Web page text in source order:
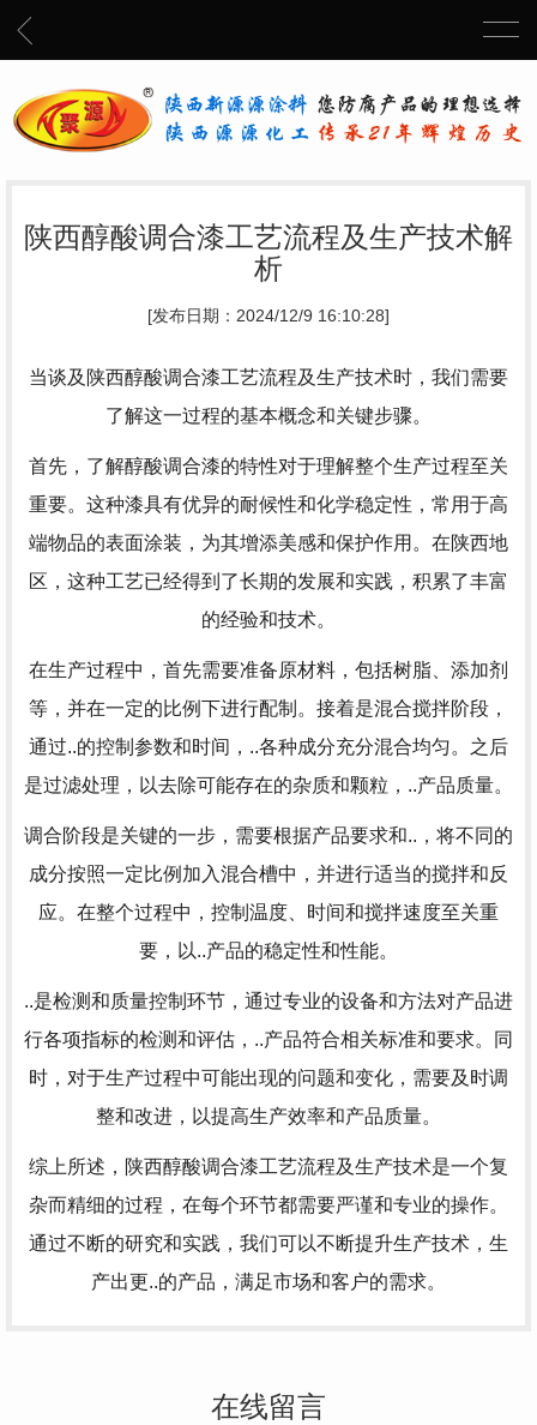
陕西醇酸调合漆工艺流程及生产技术解
析
[发布日期：2024/12/9 16:10:28]
当谈及陕西醇酸调合漆工艺流程及生产技术时，我们需要
了解这一过程的基本概念和关键步骤。
首先，了解醇酸调合漆的特性对于理解整个生产过程至关
重要。这种漆具有优异的耐候性和化学稳定性，常用于高
端物品的表面涂装，为其增添美感和保护作用。在陕西地
区，这种工艺已经得到了长期的发展和实践，积累了丰富
的经验和技术。
在生产过程中，首先需要准备原材料，包括树脂、添加剂
等，并在一定的比例下进行配制。接着是混合搅拌阶段，
通过..的控制参数和时间，..各种成分充分混合均匀。之后
是过滤处理，以去除可能存在的杂质和颗粒，..产品质量。
调合阶段是关键的一步，需要根据产品要求和..，将不同的
成分按照一定比例加入混合槽中，并进行适当的搅拌和反
应。在整个过程中，控制温度、时间和搅拌速度至关重
要，以..产品的稳定性和性能。
..是检测和质量控制环节，通过专业的设备和方法对产品进
行各项指标的检测和评估，..产品符合相关标准和要求。同
时，对于生产过程中可能出现的问题和变化，需要及时调
整和改进，以提高生产效率和产品质量。
综上所述，陕西醇酸调合漆工艺流程及生产技术是一个复
杂而精细的过程，在每个环节都需要严谨和专业的操作。
通过不断的研究和实践，我们可以不断提升生产技术，生
产出更..的产品，满足市场和客户的需求。
在线留言